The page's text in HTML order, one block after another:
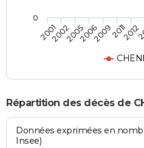
2001200220052006200920112012
0
Répartition des décès de
Données exprimées en
Insee)